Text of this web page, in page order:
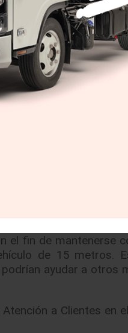
y abril de 2020,
ante
de las
OnStar para
a su
• Contactar al
los clientes con algún
necesario.
WiFi, OnStar
el fin de mantenerse
de 15 metros.
ayudar a otros
a Clientes en